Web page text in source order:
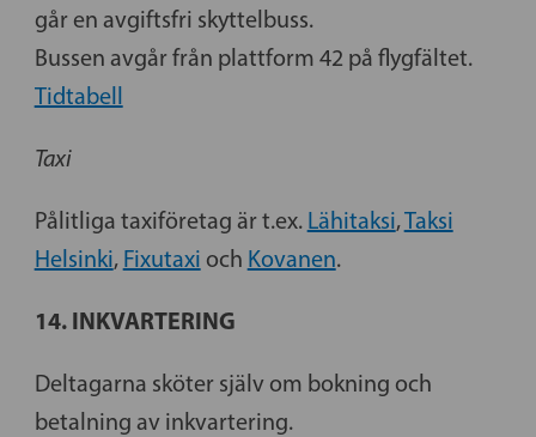
går en avgiftsfri skyttelbuss.
Bussen avgår från plattform 42 på flygfältet.
Tidtabell
Taxi
Pålitliga taxiföretag är t.ex. Lähitaksi,Taksi
Helsinki, Fixutaxi och Kovanen.
14. INKVARTERING
Deltagarna sköter själv om bokning och
betalning av inkvartering.